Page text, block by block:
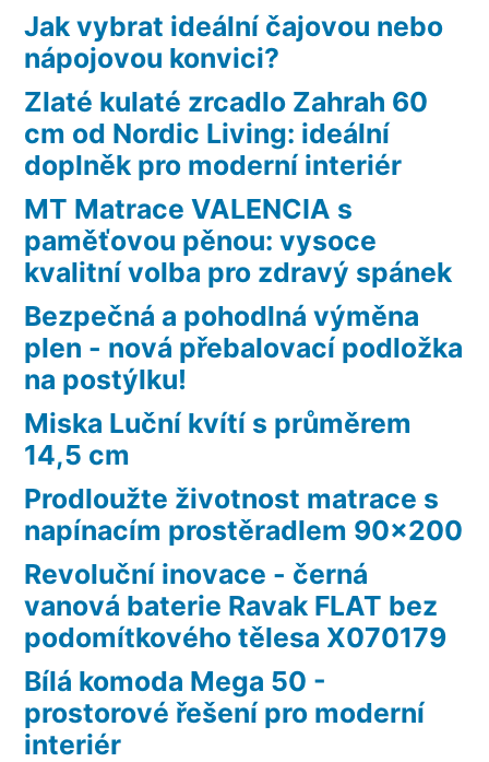
Jak vybrat ideální čajovou nebo
nápojovou konvici?
Zlaté kulaté zrcadlo Zahrah 60
cm od Nordic Living: ideální
doplněk pro moderní interiér
MT Matrace VALENCIA s
paměťovou pěnou: vysoce
kvalitní volba pro zdravý spánek
Bezpečná a pohodlná výměna
plen - nová přebalovací podložka
na postýlku!
Miska Luční kvítí s průměrem
14,5 cm
Prodloužte životnost matrace s
napínacím prostěradlem 90×200
Revoluční inovace - černá
vanová baterie Ravak FLAT bez
podomítkového tělesa X070179
Bílá komoda Mega 50 -
prostorové řešení pro moderní
interiér